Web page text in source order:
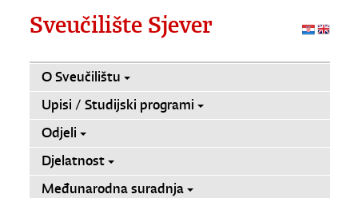
Sveučilište Sjever
O Sveučilištu
Upisi / Studijski programi
Odjeli
Djelatnost
Međunarodna suradnja